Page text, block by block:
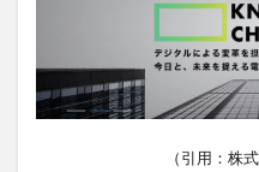
（引用：株